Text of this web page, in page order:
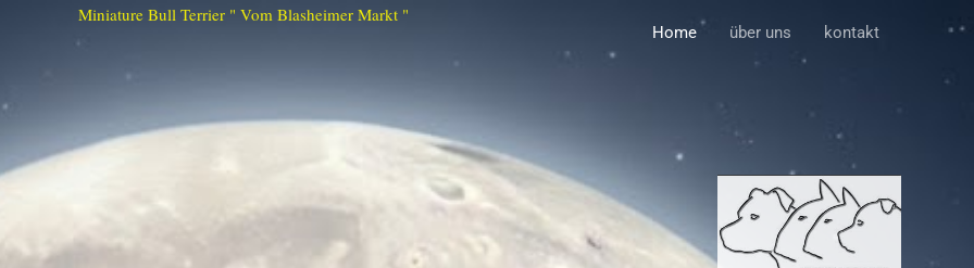
Home über uns kontakt
Miniature Bull Terrier " Vom Blasheimer Markt "